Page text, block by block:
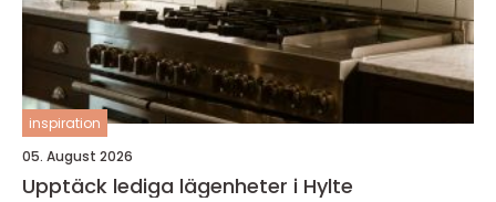
inspiration
05. August 2026
Upptäck lediga lägenheter i Hylte